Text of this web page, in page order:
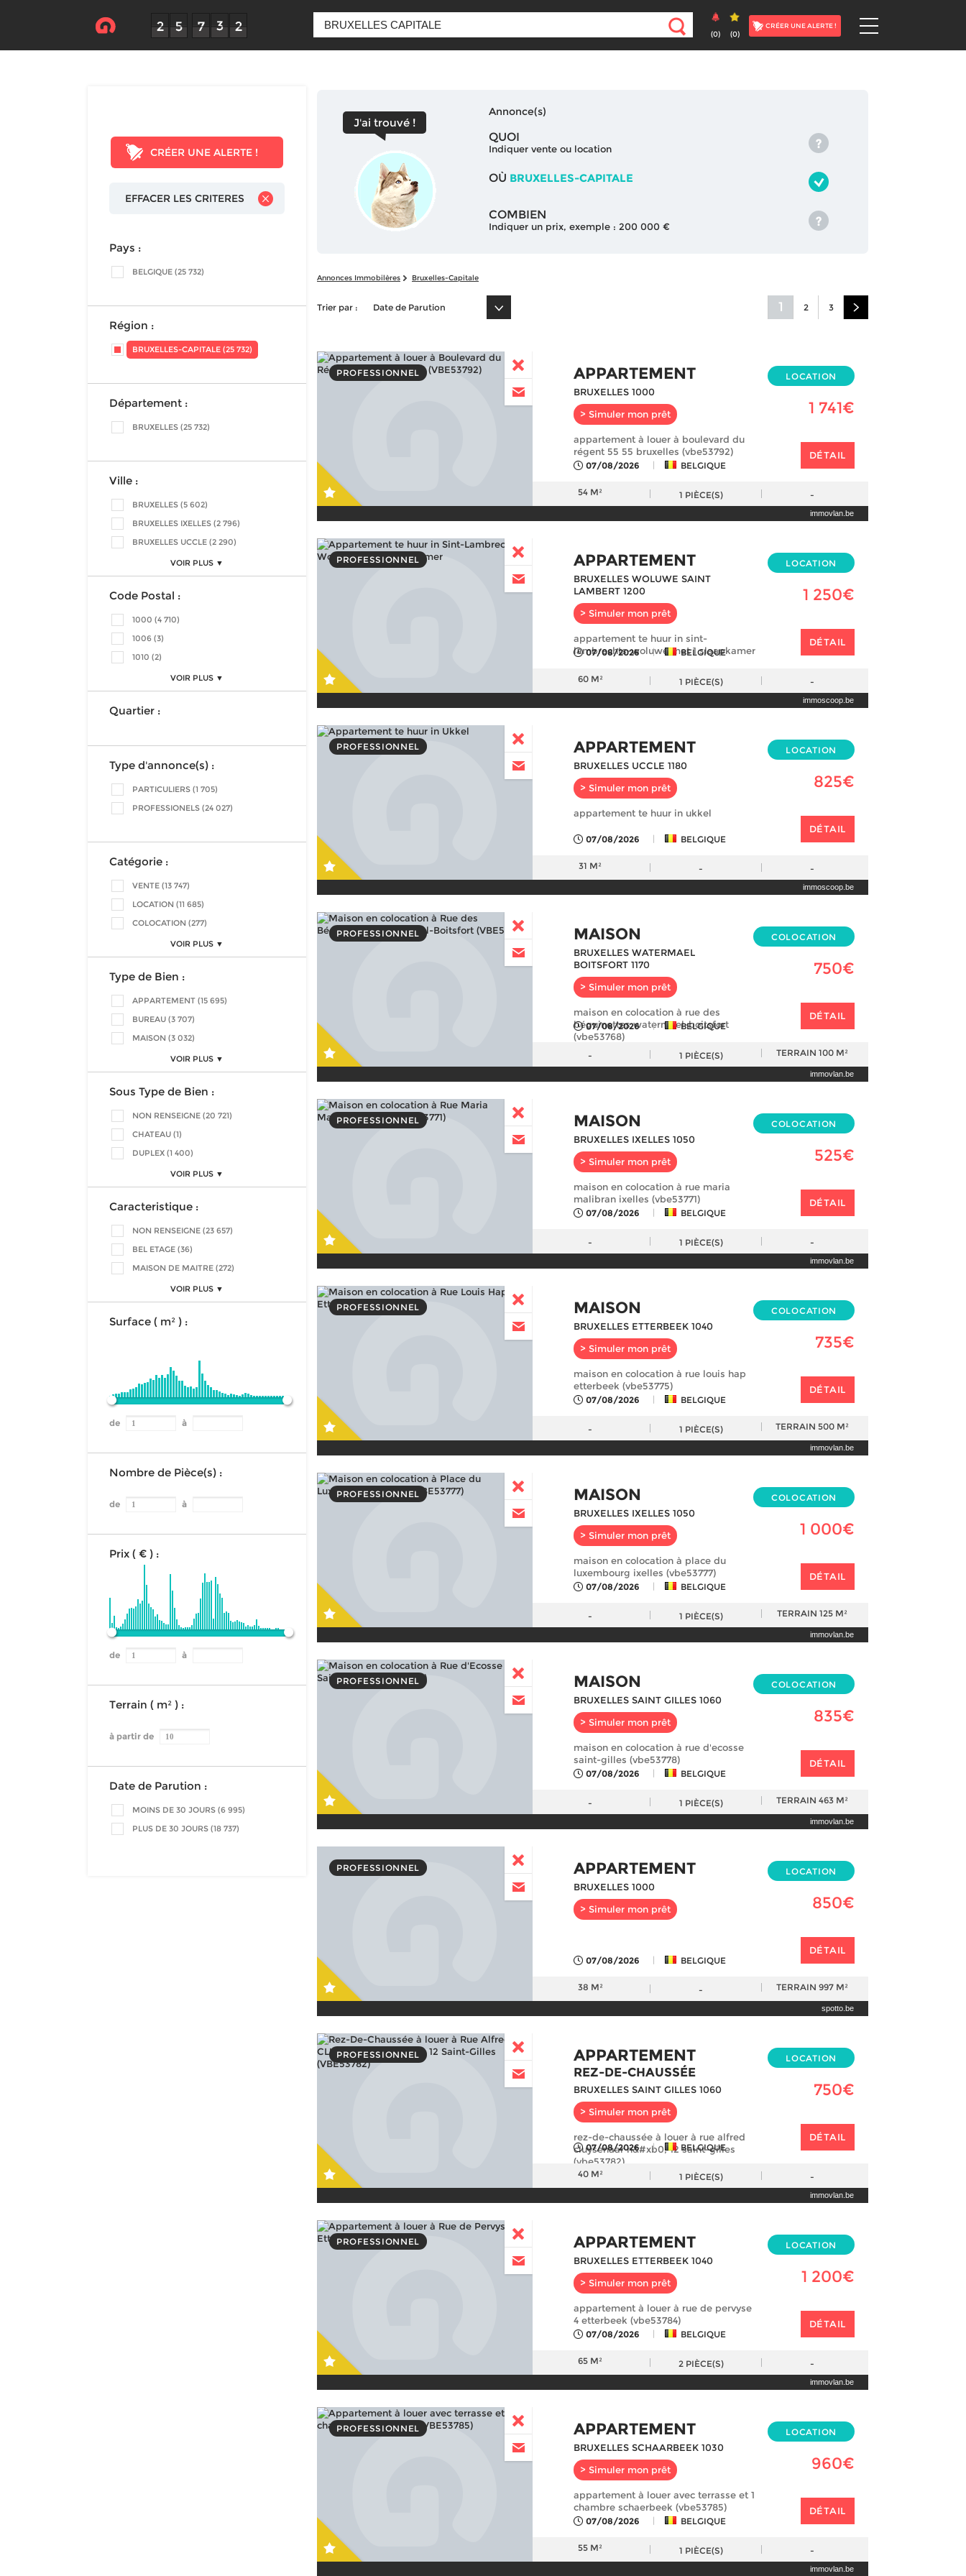
(0) (0)
CRÉER UNE ALERTE !
J'ai trouvé !
Annonce(s)
QUOI
Indiquer vente ou location
OÙ BRUXELLES-CAPITALE
COMBIEN
Indiquer un prix, exemple : 200 000 €
CRÉER UNE ALERTE !
EFFACER LES CRITERES
Pays :
BELGIQUE (25 732)
Région :
BRUXELLES-CAPITALE (25 732)
Département :
BRUXELLES (25 732)
Ville :
BRUXELLES (5 602)
BRUXELLES IXELLES (2 796)
BRUXELLES UCCLE (2 290)
VOIR PLUS ▼
Code Postal :
1000 (4 710)
1006 (3)
1010 (2)
VOIR PLUS ▼
Quartier :
Type d'annonce(s) :
PARTICULIERS (1 705)
PROFESSIONELS (24 027)
Catégorie :
VENTE (13 747)
LOCATION (11 685)
COLOCATION (277)
VOIR PLUS ▼
Type de Bien :
APPARTEMENT (15 695)
BUREAU (3 707)
MAISON (3 032)
VOIR PLUS ▼
Sous Type de Bien :
NON RENSEIGNE (20 721)
CHATEAU (1)
DUPLEX (1 400)
VOIR PLUS ▼
Caracteristique :
NON RENSEIGNE (23 657)
BEL ETAGE (36)
MAISON DE MAITRE (272)
VOIR PLUS ▼
Surface ( m² ) :
de à
Nombre de Pièce(s) :
de à
Prix ( € ) :
de à
Terrain ( m² ) :
à partir de
Date de Parution :
MOINS DE 30 JOURS (6 995)
PLUS DE 30 JOURS (18 737)
Annonces Immobilères Bruxelles-Capitale
1 2 3
Trier par : Date de Parution
PROFESSIONNEL APPARTEMENT
BRUXELLES 1000
> Simuler mon prêt
LOCATION
1 741€
appartement à louer à boulevard du
régent 55 55 bruxelles (vbe53792)
07/08/2026 | BELGIQUE
DÉTAIL
54 M² 1 PIÈCE(S) -
immovlan.be
PROFESSIONNEL APPARTEMENT
BRUXELLES WOLUWE SAINT
LAMBERT 1200
> Simuler mon prêt
LOCATION
1 250€
appartement te huur in sint-
lambrechts-woluwe met 1 slaapkamer
07/08/2026 | BELGIQUE
DÉTAIL
60 M² 1 PIÈCE(S) -
immoscoop.be
PROFESSIONNEL APPARTEMENT
BRUXELLES UCCLE 1180
> Simuler mon prêt
LOCATION
825€
appartement te huur in ukkel
07/08/2026 | BELGIQUE
DÉTAIL
31 M² - -
immoscoop.be
PROFESSIONNEL MAISON
BRUXELLES WATERMAEL
BOITSFORT 1170
> Simuler mon prêt
COLOCATION
750€
maison en colocation à rue des
béguinettes watermael-boitsfort
(vbe53768)
07/08/2026 | BELGIQUE
DÉTAIL
- 1 PIÈCE(S) TERRAIN 100 M²
immovlan.be
PROFESSIONNEL MAISON
BRUXELLES IXELLES 1050
> Simuler mon prêt
COLOCATION
525€
maison en colocation à rue maria
malibran ixelles (vbe53771)
07/08/2026 | BELGIQUE
DÉTAIL
- 1 PIÈCE(S) -
immovlan.be
PROFESSIONNEL MAISON
BRUXELLES ETTERBEEK 1040
> Simuler mon prêt
COLOCATION
735€
maison en colocation à rue louis hap
etterbeek (vbe53775)
07/08/2026 | BELGIQUE
DÉTAIL
- 1 PIÈCE(S) TERRAIN 500 M²
immovlan.be
PROFESSIONNEL MAISON
BRUXELLES IXELLES 1050
> Simuler mon prêt
COLOCATION
1 000€
maison en colocation à place du
luxembourg ixelles (vbe53777)
07/08/2026 | BELGIQUE
DÉTAIL
- 1 PIÈCE(S) TERRAIN 125 M²
immovlan.be
PROFESSIONNEL MAISON
BRUXELLES SAINT GILLES 1060
> Simuler mon prêt
COLOCATION
835€
maison en colocation à rue d'ecosse
saint-gilles (vbe53778)
07/08/2026 | BELGIQUE
DÉTAIL
- 1 PIÈCE(S) TERRAIN 463 M²
immovlan.be
PROFESSIONNEL APPARTEMENT
BRUXELLES 1000
> Simuler mon prêt
LOCATION
850€
07/08/2026 | BELGIQUE
DÉTAIL
38 M² - TERRAIN 997 M²
spotto.be
PROFESSIONNEL APPARTEMENT
REZ-DE-CHAUSSÉE
BRUXELLES SAINT GILLES 1060
> Simuler mon prêt
LOCATION
750€
rez-de-chaussée à louer à rue alfred
cluysenaar n&#xb0; 12 saint-gilles
(vbe53782)
07/08/2026 | BELGIQUE
DÉTAIL
40 M² 1 PIÈCE(S) -
immovlan.be
PROFESSIONNEL APPARTEMENT
BRUXELLES ETTERBEEK 1040
> Simuler mon prêt
LOCATION
1 200€
appartement à louer à rue de pervyse
4 etterbeek (vbe53784)
07/08/2026 | BELGIQUE
DÉTAIL
65 M² 2 PIÈCE(S) -
immovlan.be
PROFESSIONNEL APPARTEMENT
BRUXELLES SCHAARBEEK 1030
> Simuler mon prêt
LOCATION
960€
appartement à louer avec terrasse et 1
chambre schaerbeek (vbe53785)
07/08/2026 | BELGIQUE
DÉTAIL
55 M² 1 PIÈCE(S) -
immovlan.be